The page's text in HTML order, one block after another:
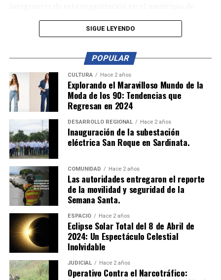
Acevedo. Durante los procedimientos, las autoridades
incautaron dos fusiles, cerca de 700 cartuchos, un dron,
Los capturados fueron presentados ante un juez de
control de garantías, donde se les imputaron cargos por
la fabricación, tráfico y porte de armas, municiones de
uso restringido y explosivos de uso privativo de las
fuerzas armadas. A pesar de la gravedad de los
señalamientos, los procesados no aceptaron los cargos.
Como medida preventiva, los implicados deberán
cumplir con detención en un centro carcelario mientras
avanza el proceso judicial. Este caso resalta los desafíos
de seguridad que enfrenta el país frente a las
actividades ilícitas de los grupos armados organizados.
SIGUE LEYENDO
POPULAR
CULTURA Hace 2 años
Explorando el Maravilloso Mundo de la
Moda de los 90: Tendencias que
Regresan en 2024
DESARROLLO REGIONAL Hace 2 años
Inauguración de la subestación
eléctrica San Roque en Sardinata.
COMUNIDAD Hace 2 años
Las autoridades entregaron el reporte
de la movilidad y seguridad de la
Semana Santa.
ESPACIO Hace 2 años
Eclipse Solar Total del 8 de Abril de
2024: Un Espectáculo Celestial
Inolvidable
JUDICIAL Hace 2 años
Operativo Contra el Narcotráfico: